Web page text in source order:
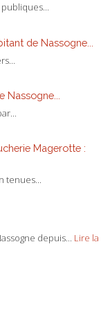
de Nassogne...
Magerotte :
tenues...
depuis... Lire la